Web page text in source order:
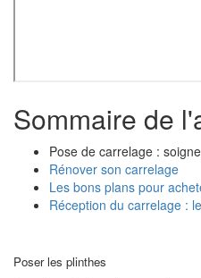
Sommaire de
Pose de carrelage :
Rénover son carrelage
Les bons plans pour
Réception du carrelage :
Poser les plinthes